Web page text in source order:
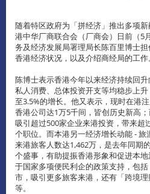
随着特区政府为「拼经济」推出多项
港中华厂商联合会（厂商会）日前（5
务及经济发展局署理局长陈百里博士
香港经济状况，以及介绍商经局的工作。
陈博士表示香港今年以来经济持续回升
私人消费、总体投资开支等均稳步上
至3.5%的增长。他又表示，现时在港
香港公司达1万5千间，皆创历史新高
吸引超过500家企业来港投资，带来超
个职位。而本港另一经济增长动能 -
来港旅客人数达1,462万，是去年同期
个盛事，有助提振香港形象和促进本
于国家多项便民利企的政策支持，包
市，吸引更多旅客来港，还有「跨境
等。